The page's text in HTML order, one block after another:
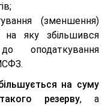
(зменшення)
на яку збільшився
оподаткування
на суму
резерву, а